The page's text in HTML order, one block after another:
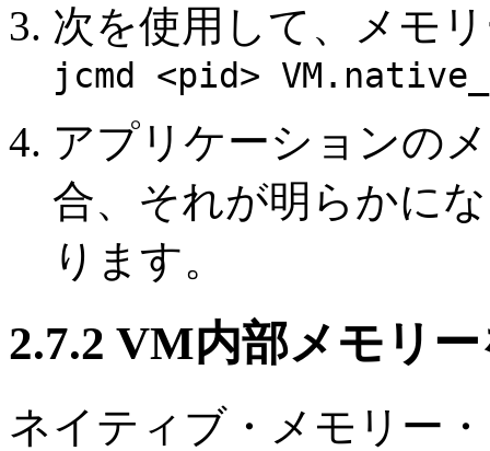
次を使用して、メモ
jcmd <pid>
アプリケーションの
合、それが明らかに
ります。
2.7.2 VM内部メモリ
ネイティブ・メモリー